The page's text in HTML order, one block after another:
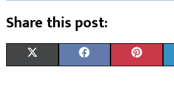
Share this post: